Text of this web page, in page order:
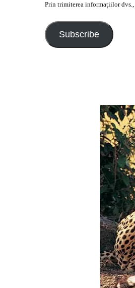
Prin trimiterea informațiilor
Subscribe